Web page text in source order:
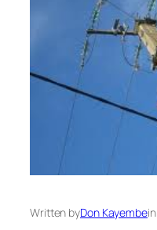
Written byDon Kayembein